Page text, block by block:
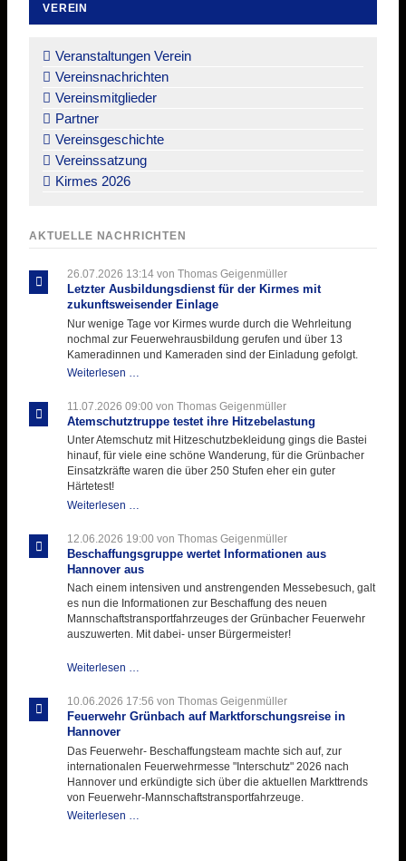
VEREIN
überspringen
Veranstaltungen Verein
Vereinsnachrichten
Vereinsmitglieder
Partner
Vereinsgeschichte
Vereinssatzung
Kirmes 2026
AKTUELLE NACHRICHTEN
26.07.2026 13:14von Thomas Geigenmüller
Letzter Ausbildungsdienst für der Kirmes mit
zukunftsweisender Einlage
Nur wenige Tage vor Kirmes wurde durch die Wehrleitung
nochmal zur Feuerwehrausbildung gerufen und über 13
Kameradinnen und Kameraden sind der Einladung gefolgt.
Weiterlesen …
für
der
Kirmes
mit
zukunftsweisender
11.07.2026 09:00 von Thomas Geigenmüller
Atemschutztruppe testet ihre Hitzebelastung
Unter Atemschutz mit Hitzeschutzbekleidung gings die Bastei
hinauf, für viele eine schöne Wanderung, für die Grünbacher
Einsatzkräfte waren die über 250 Stufen eher ein guter
Härtetest!
Weiterlesen …
ihre
Hitzebelastung
12.06.2026 19:00 von Thomas Geigenmüller
Beschaffungsgruppe wertet Informationen aus
Hannover aus
Nach einem intensiven und anstrengenden Messebesuch, galt
es nun die Informationen zur Beschaffung des neuen
Mannschaftstransportfahrzeuges der Grünbacher Feuerwehr
auszuwerten. Mit dabei- unser Bürgermeister!
Weiterlesen …
Informationen
aus
10.06.2026 17:56 von Thomas Geigenmüller
Feuerwehr Grünbach auf Marktforschungsreise in
Hannover
Das Feuerwehr- Beschaffungsteam machte sich auf, zur
internationalen Feuerwehrmesse "Interschutz" 2026 nach
Hannover und erkündigte sich über die aktuellen Markttrends
von Feuerwehr-Mannschaftstransportfahrzeuge.
Weiterlesen …